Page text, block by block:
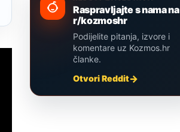
Raspravljajte s nama na
r/kozmoshr
Podijelite pitanja, izvore i
komentare uz Kozmos.hr
članke.
Otvori Reddit